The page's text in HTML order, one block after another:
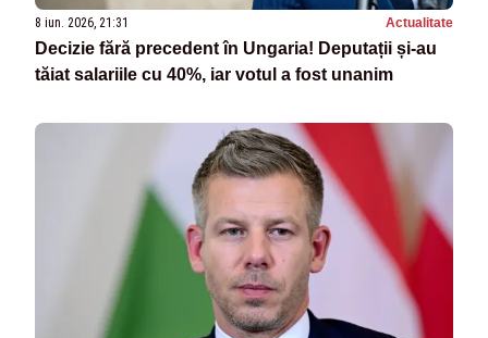
8 iun. 2026, 21:31 Actualitate
Decizie fără precedent în Ungaria! Deputații și-au
tăiat salariile cu 40%, iar votul a fost unanim